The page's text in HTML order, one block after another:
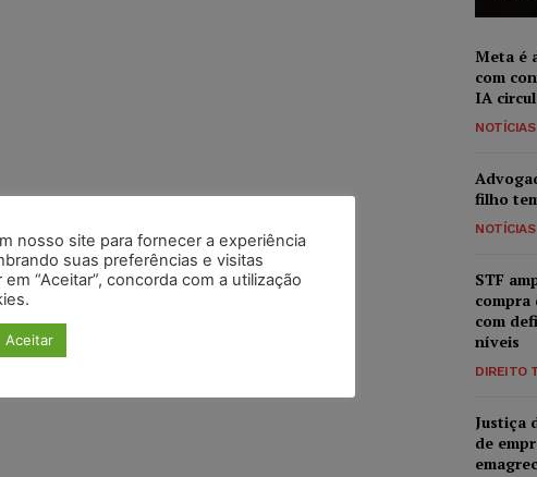
Meta é
com
IA
NOTÍCIAS
filho
NOTÍCIAS
STF
compra
com
níveis
DIREITO
Justiça
de
nosso site para fornecer a experiência
suas preferências e visitas
“Aceitar”, concorda com a utilização
Aceitar